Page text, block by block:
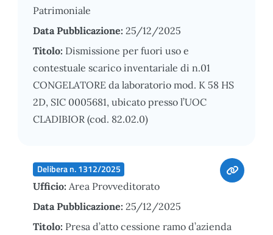
Patrimoniale
Data Pubblicazione: 25/12/2025
Titolo: Dismissione per fuori uso e
contestuale scarico inventariale di n.01
CONGELATORE da laboratorio mod. K 58 HS
2D, SIC 0005681, ubicato presso l’UOC
CLADIBIOR (cod. 82.02.0)
Delibera n. 1312/2025
Ufficio: Area Provveditorato
Data Pubblicazione: 25/12/2025
Titolo: Presa d’atto cessione ramo d’azienda